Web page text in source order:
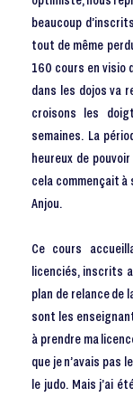
beaucoup
tout de même
160 cours en visio
dans les dojos va
croisons les
semaines. La
heureux de
cela commençait à
Anjou.
Ce cours
licenciés, inscrits
plan de relance de
sont les
à prendre ma
que je n’avais pas
le judo. Mais j’ai